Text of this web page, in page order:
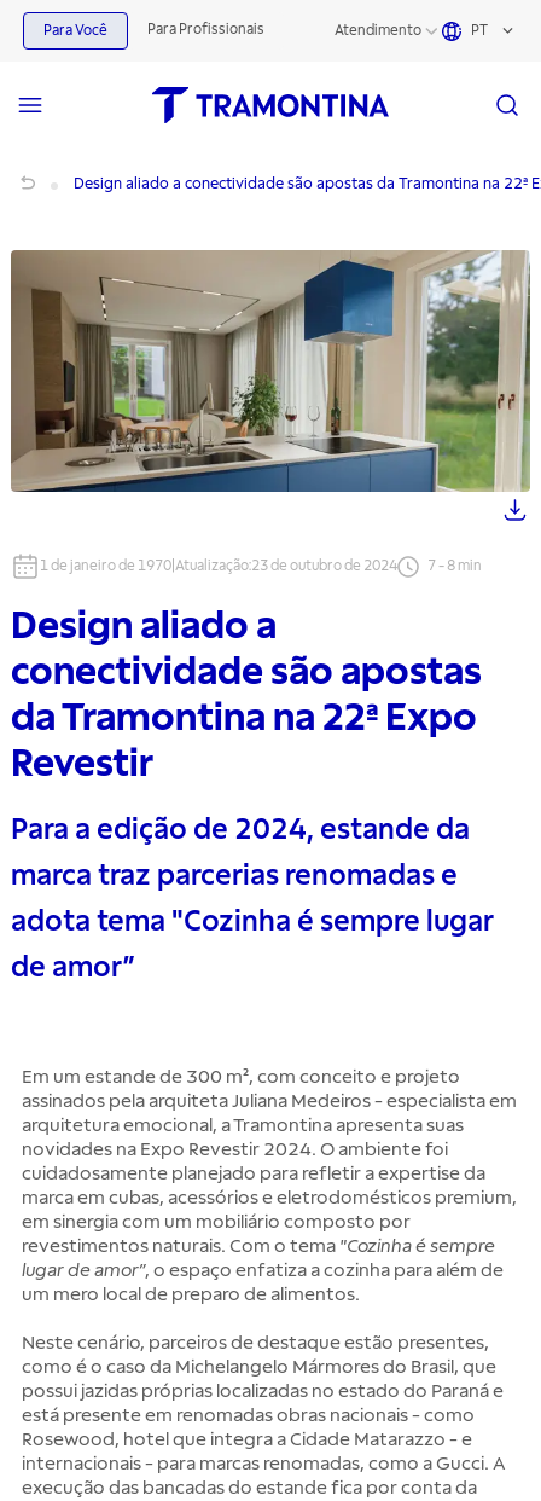
Para Você Para Profissionais Atendimento PT
Design aliado a conectividade são apostas da Tramontina na 22ª
1 de janeiro de 1970 Atualização:23 de outubro de 2024 7- 8 min
Design aliado a
conectividade são apostas
da Tramontina na 22ª Expo
Revestir
Para a edição de 2024, estande da
marca traz parcerias renomadas e
adota tema "Cozinha é sempre lugar
de amor”
Em um estande de 300 m², com conceito e projeto
assinados pela arquiteta Juliana Medeiros - especialista em
arquitetura emocional, a Tramontina apresenta suas
novidades na Expo Revestir 2024. O ambiente foi
cuidadosamente planejado para refletir a expertise da
marca em cubas, acessórios e eletrodomésticos premium,
em sinergia com um mobiliário composto por
revestimentos naturais. Com o tema "Cozinha é sempre
lugar de amor”, o espaço enfatiza a cozinha para além de
um mero local de preparo de alimentos.
Neste cenário, parceiros de destaque estão presentes,
como é o caso da Michelangelo Mármores do Brasil, que
possui jazidas próprias localizadas no estado do Paraná e
está presente em renomadas obras nacionais - como
Rosewood, hotel que integra a Cidade Matarazzo - e
internacionais - para marcas renomadas, como a Gucci. A
execução das bancadas do estande fica por conta da